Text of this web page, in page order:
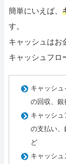
簡単にいえば、
す。
キャッシュはお
キャッシュフロ
キャッシ
の回収、銀
キャッシ
の支払い、
ど
キャッシ